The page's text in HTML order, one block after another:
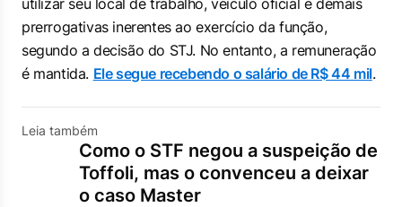
utilizar seu local de trabalho, veículo oficial e demais
prerrogativas inerentes ao exercício da função,
segundo a decisão do STJ. No entanto, a remuneração
é mantida. Ele segue recebendo o salário de R$ 44 mil.
Leia também
Como o STF negou a suspeição de
Toffoli, mas o convenceu a deixar
o caso Master